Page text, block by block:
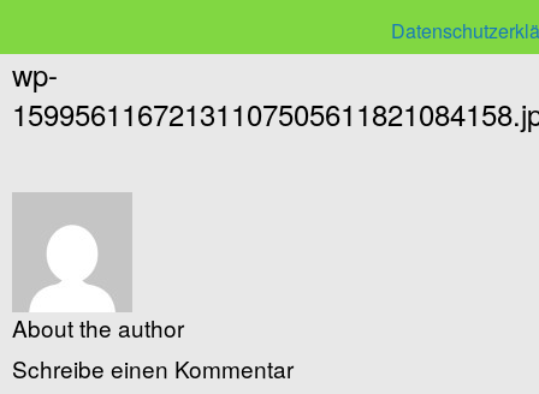
wp-
About the author
Schreibe einen Kommentar